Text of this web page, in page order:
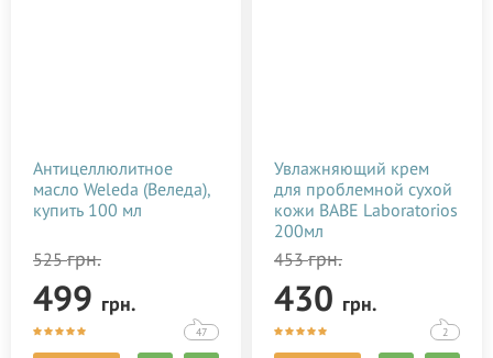
Антицеллюлитное
масло Weleda (Веледа),
купить 100 мл
525грн.
499 грн.
47
Увлажняющий крем
для проблемной сухой
кожи BABE Laboratorios
200мл
453грн.
430 грн.
2